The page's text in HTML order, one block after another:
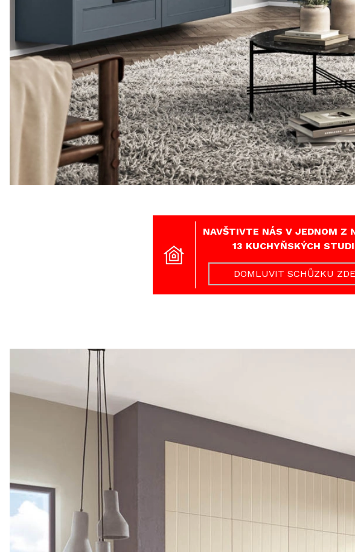
NAVŠTIVTE NÁS V JEDNOM Z
13 KUCHYŇSKÝCH
DOMLUVIT SCHŮZKU ZDE